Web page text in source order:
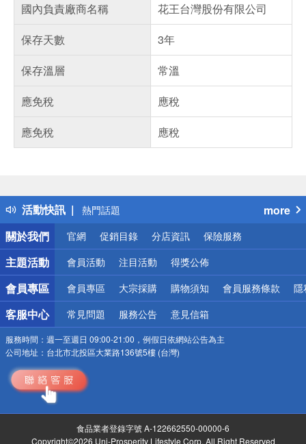
國內負責廠商名稱
花王台灣股份有限公司
保存天數
3年
保存溫層
常溫
應免稅
應稅
應免稅
應稅
活動快訊
得獎公告
熱門話題
銀行優惠
偏遠地區配送
詐騙網頁！請小心！
more
關於我們
官網 促銷目錄 分店資訊 保險服務
主題活動 會員活動 注目活動 得獎公佈
會員專區 會員專區 大宗採購 購物須知 會員服務條款 隱
客服中心 常見問題 服務公告 意見信箱
服務時間： 週一至週日 09:00-21:00，例假日依網站公告為主
公司地址： 台北市北投區大業路136號5樓 (台灣)
食品業者登錄字號 A-122662550-00000-6
Copyright©2026 Uni-Prosperity Lifestyle Corp. All Right Reserved